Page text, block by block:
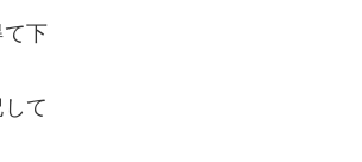
下
て